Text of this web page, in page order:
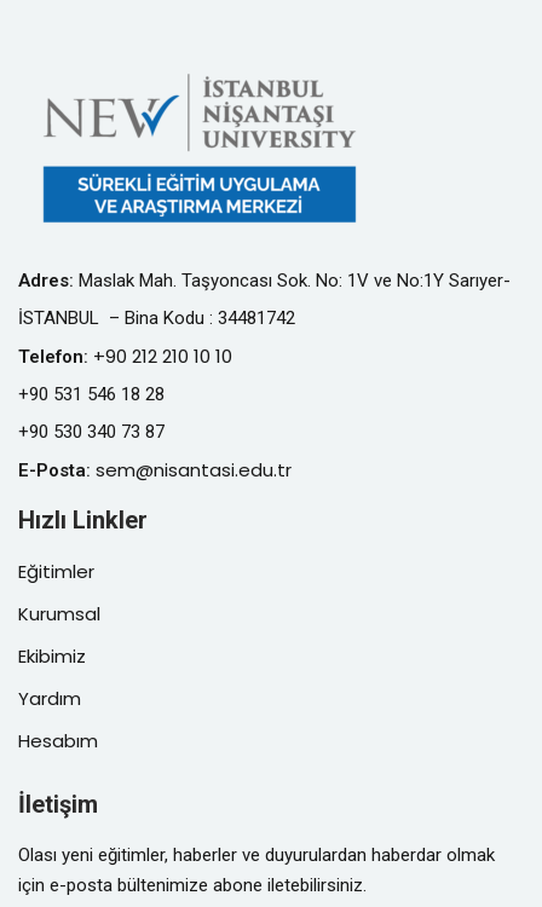
Adres: Maslak Mah. Taşyoncası Sok. No: 1V ve No:1Y Sarıyer-
İSTANBUL – Bina Kodu : 34481742
Telefon: +90 212 210 10 10
+90 531 546 18 28
+90 530 340 73 87
E-Posta: sem@nisantasi.edu.tr
Hızlı Linkler
Eğitimler
Kurumsal
Ekibimiz
Yardım
Hesabım
İletişim
Olası yeni eğitimler, haberler ve duyurulardan haberdar olmak
için e-posta bültenimize abone iletebilirsiniz.